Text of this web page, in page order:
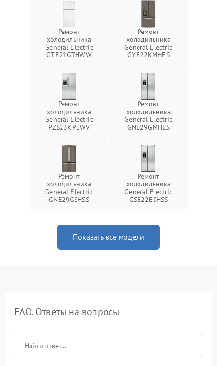
Ремонт
холодильника
General Electric
GTE21GTHWW
Ремонт
холодильника
General Electric
GYE22KMHES
Ремонт
холодильника
General Electric
PZS23KPEWV
Ремонт
холодильника
General Electric
GNE29GMHES
Ремонт
холодильника
General Electric
GNE29GSHSS
Ремонт
холодильника
General Electric
GSE22ESHSS
Показать все модели
FAQ. Ответы на вопросы